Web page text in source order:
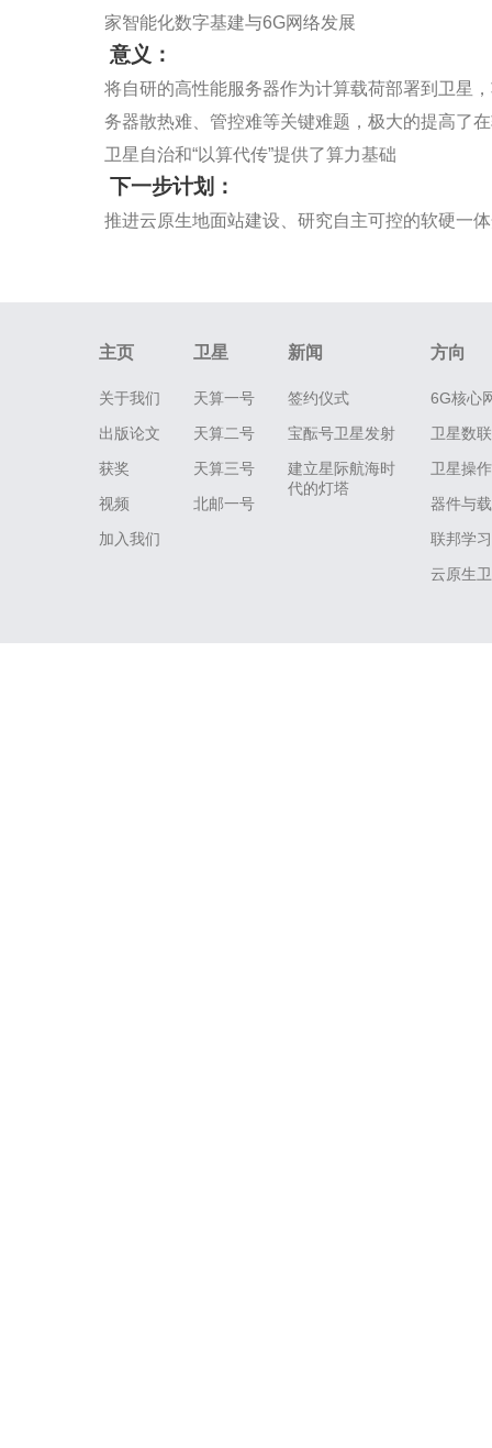
家智能化数字基建与6G网络发展
意义：
将自研的高性能服务器作为计算载荷部署到卫星
务器散热难、管控难等关键难题，极大的提高了
卫星自治和“以算代传”提供了算力基础
下一步计划：
推进云原生地面站建设、研究自主可控的软硬一
主页
关于我们
出版论文
获奖
视频
加入我们
卫星
天算一号
天算二号
天算三号
北邮一号
新闻
签约仪式
宝酝号卫星发射
建立星际航海时
代的灯塔
方向
6G核心
卫星数
卫星操
器件与
联邦学
云原生